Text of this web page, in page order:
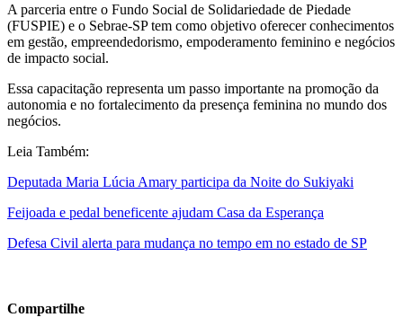
A parceria entre o Fundo Social de Solidariedade de Piedade
(FUSPIE) e o Sebrae-SP tem como objetivo oferecer conhecimentos
em gestão, empreendedorismo, empoderamento feminino e negócios
de impacto social.
Essa capacitação representa um passo importante na promoção da
autonomia e no fortalecimento da presença feminina no mundo dos
negócios.
Leia Também:
Deputada Maria Lúcia Amary participa da Noite do Sukiyaki
Feijoada e pedal beneficente ajudam Casa da Esperança
Defesa Civil alerta para mudança no tempo em no estado de SP
Compartilhe